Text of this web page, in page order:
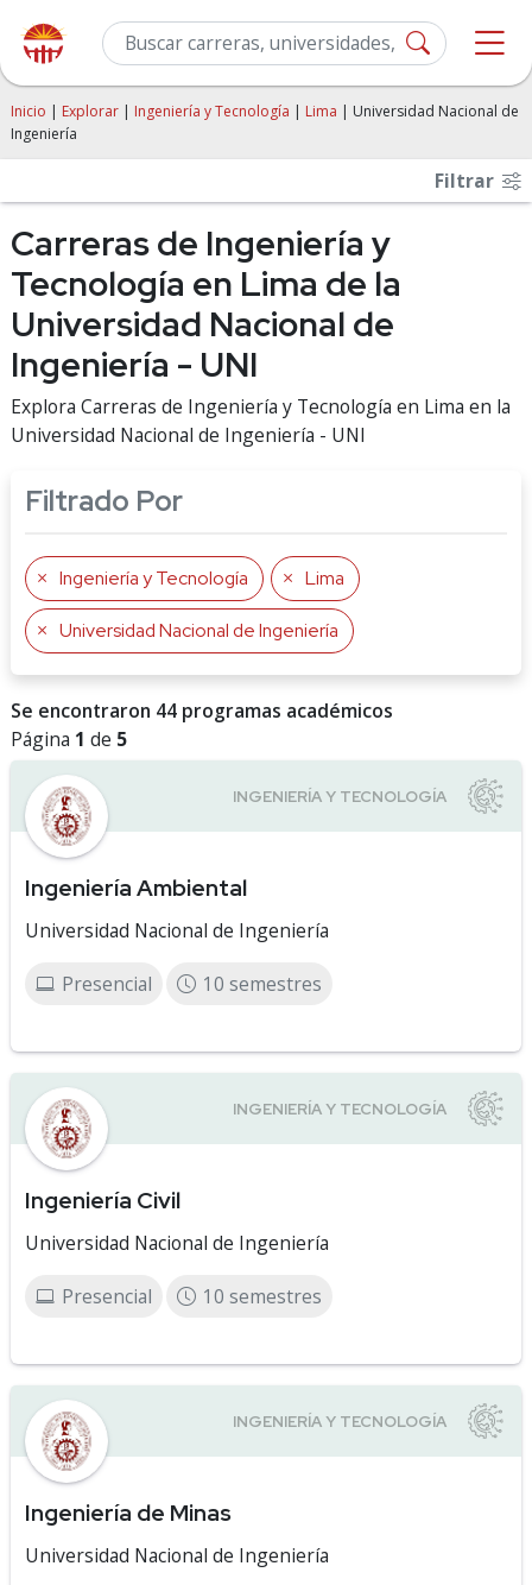
Inicio | Explorar | Ingeniería y Tecnología | Lima | Universidad Nacional de
Ingeniería
Filtrar
Carreras de Ingeniería y
Tecnología en Lima de la
Universidad Nacional de
Ingeniería - UNI
Explora Carreras de Ingeniería y Tecnología en Lima en la
Universidad Nacional de Ingeniería - UNI
Filtrado Por
Ingeniería y Tecnología Lima
Universidad Nacional de Ingeniería
Se encontraron 44 programas académicos
Página 1 de 5
Ingeniería Ambiental
Universidad Nacional de Ingeniería
Presencial 10 semestres
Ingeniería Civil
Universidad Nacional de Ingeniería
Presencial 10 semestres
Ingeniería de Minas
Universidad Nacional de Ingeniería